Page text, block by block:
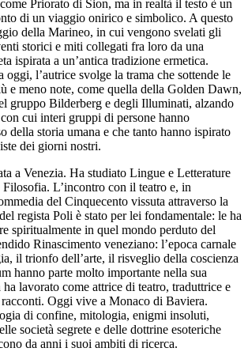
Priorato di Sion, ma in realtà il testo è un
di un viaggio onirico e simbolico. A questo
della Marineo, in cui vengono svelati gli
storici e miti collegati fra loro da una
ispirata a un’antica tradizione ermetica.
oggi, l’autrice svolge la trama che sottende le
e meno note, come quella della Golden Dawn,
gruppo Bilderberg e degli Illuminati, alzando
cui interi gruppi di persone hanno
della storia umana e che tanto hanno ispirato
dei giorni nostri.
a Venezia. Ha studiato Lingue e Letterature
Filosofia. L’incontro con il teatro e, in
del Cinquecento vissuta attraverso la
regista Poli è stato per lei fondamentale: le ha
spiritualmente in quel mondo perduto del
Rinascimento veneziano: l’epoca carnale
il trionfo dell’arte, il risveglio della coscienza
hanno parte molto importante nella sua
lavorato come attrice di teatro, traduttrice e
Oggi vive a Monaco di Baviera.
di confine, mitologia, enigmi insoluti,
società segrete e delle dottrine esoteriche
da anni i suoi ambiti di ricerca.